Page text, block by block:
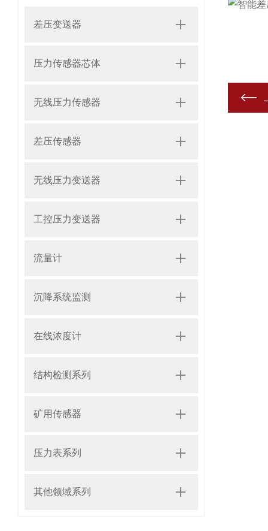
差压变送器
压力传感器芯体
无线压力传感器
差压传感器
无线压力变送器
工控压力变送器
流量计
沉降系统监测
在线浓度计
结构检测系列
矿用传感器
压力表系列
其他领域系列